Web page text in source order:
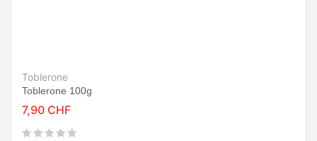
Toblerone
Toblerone 100g
7,90 CHF